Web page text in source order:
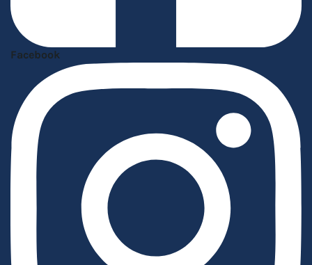
Facebook